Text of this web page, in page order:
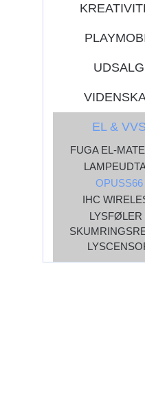
UDSALG
EL & VVS
FUGA EL-
OPUSS66
IHC
LYSFØLER